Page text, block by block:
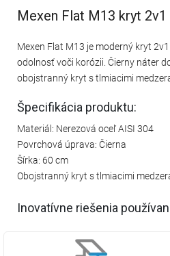
Mexen Flat M13 kryt
Mexen Flat M13 je moderný kryt
odolnosť voči korózii. Čierny náter
obojstranný kryt s tlmiacimi
Špecifikácia produktu:
Materiál: Nerezová oceľ AISI 304
Povrchová úprava: Čierna
Šírka: 60 cm
Obojstranný kryt s tlmiacimi
Inovatívne riešenia